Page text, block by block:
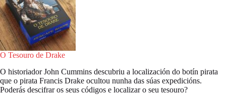
O Tesouro de Drake
O historiador John Cummins descubriu a localización do botín pirata
que o pirata Francis Drake ocultou nunha das súas expedicións.
Poderás descifrar os seus códigos e localizar o seu tesouro?